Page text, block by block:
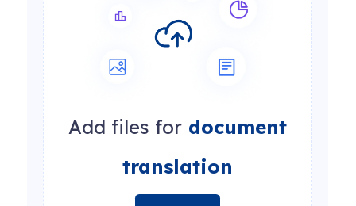
Add files for document
translation